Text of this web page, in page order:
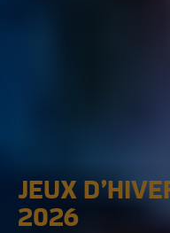
JEUX
2026